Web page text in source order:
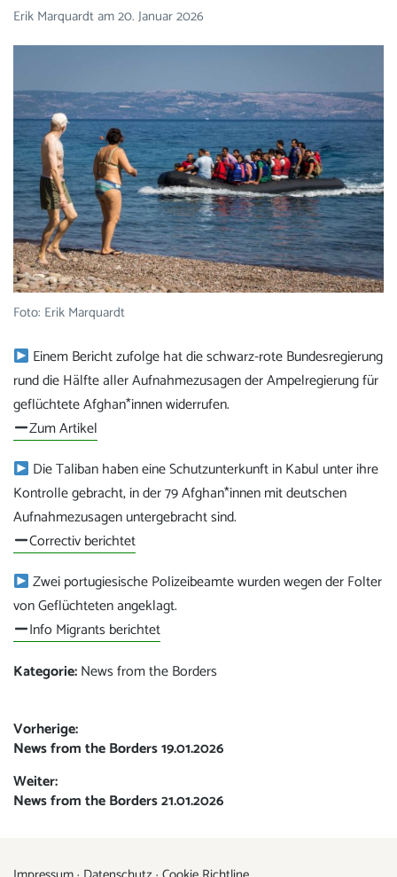
Erik Marquardtam20. Januar 2026
Foto: Erik Marquardt
Einem Bericht zufolge hat die schwarz-rote Bundesregierung
rund die Hälfte aller Aufnahmezusagen der Ampelregierung für
geflüchtete Afghan*innen widerrufen.
Zum Artikel
Die Taliban haben eine Schutzunterkunft in Kabul unter ihre
Kontrolle gebracht, in der 79 Afghan*innen mit deutschen
Aufnahmezusagen untergebracht sind.
Correctiv berichtet
Zwei portugiesische Polizeibeamte wurden wegen der Folter
von Geflüchteten angeklagt.
Info Migrants berichtet
Kategorie:News from the Borders
Beitrags-
Navigation
Vorherige:
Vorheriger
News from the Borders 19.01.2026
Weiter:
Nächster
News from the Borders 21.01.2026